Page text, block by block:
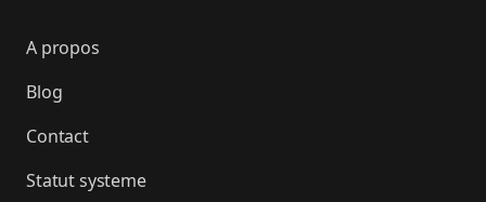
A propos
Blog
Contact
Statut systeme